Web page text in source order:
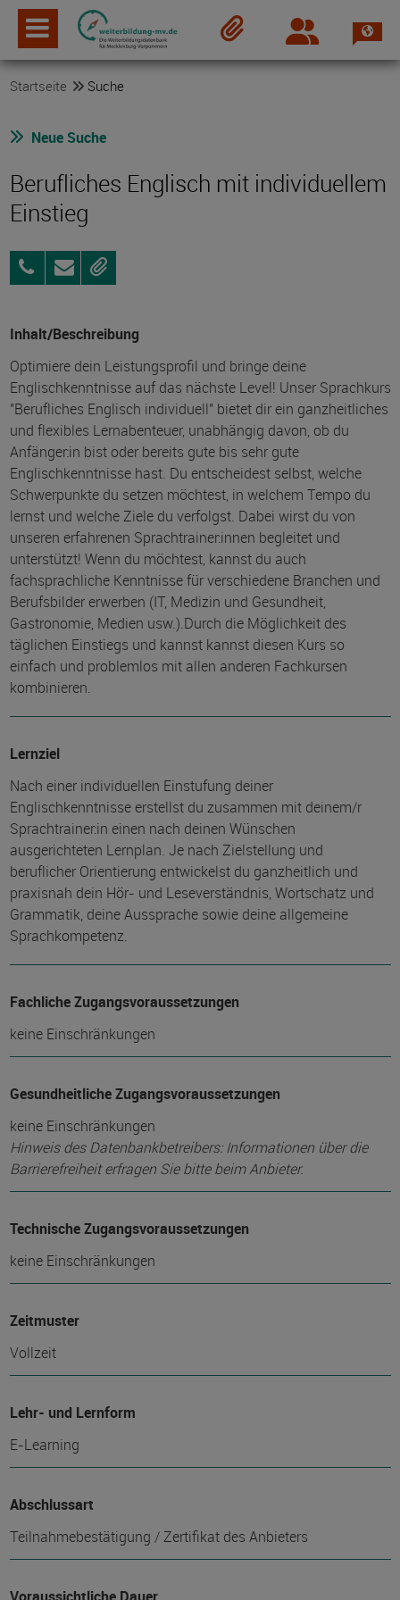
Login
Startseite Suche
Neue Suche
Berufliches Englisch mit individuellem
Einstieg
03871
4699990
AnfragenMerken
Inhalt/Beschreibung
Optimiere dein Leistungsprofil und bringe deine
Englischkenntnisse auf das nächste Level! Unser Sprachkurs
"Berufliches Englisch individuell" bietet dir ein ganzheitliches
und flexibles Lernabenteuer, unabhängig davon, ob du
Anfänger:in bist oder bereits gute bis sehr gute
Englischkenntnisse hast. Du entscheidest selbst, welche
Schwerpunkte du setzen möchtest, in welchem Tempo du
lernst und welche Ziele du verfolgst. Dabei wirst du von
unseren erfahrenen Sprachtrainer:innen begleitet und
unterstützt! Wenn du möchtest, kannst du auch
fachsprachliche Kenntnisse für verschiedene Branchen und
Berufsbilder erwerben (IT, Medizin und Gesundheit,
Gastronomie, Medien usw.).Durch die Möglichkeit des
täglichen Einstiegs und kannst kannst diesen Kurs so
einfach und problemlos mit allen anderen Fachkursen
kombinieren.
Lernziel
Nach einer individuellen Einstufung deiner
Englischkenntnisse erstellst du zusammen mit deinem/r
Sprachtrainer:in einen nach deinen Wünschen
ausgerichteten Lernplan. Je nach Zielstellung und
beruflicher Orientierung entwickelst du ganzheitlich und
praxisnah dein Hör- und Leseverständnis, Wortschatz und
Grammatik, deine Aussprache sowie deine allgemeine
Sprachkompetenz.
Fachliche Zugangsvoraussetzungen
keine Einschränkungen
Gesundheitliche Zugangsvoraussetzungen
keine Einschränkungen
Hinweis des Datenbankbetreibers: Informationen über die
Barrierefreiheit erfragen Sie bitte beim Anbieter.
Technische Zugangsvoraussetzungen
keine Einschränkungen
Zeitmuster
Vollzeit
Lehr- und Lernform
E-Learning
Abschlussart
Teilnahmebestätigung / Zertifikat des Anbieters